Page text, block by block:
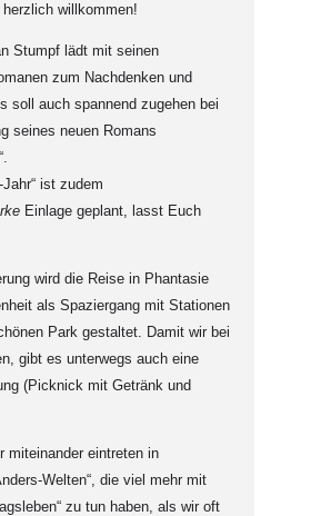
willkommen!
Stumpf lädt mit seinen
zum Nachdenken und
soll auch spannend zugehen bei
seines neuen Romans
Jahr“ ist zudem
Einlage geplant, lasst Euch
wird die Reise in Phantasie
als Spaziergang mit Stationen
Park gestaltet. Damit wir bei
gibt es unterwegs auch eine
(Picknick mit Getränk und
miteinander eintreten in
Welten“, die viel mehr mit
zu tun haben, als wir oft